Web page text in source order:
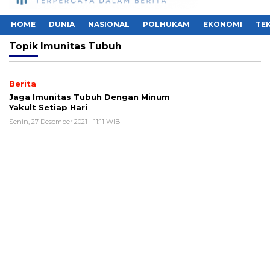
HOME DUNIA NASIONAL POLHUKAM EKONOMI
Topik Imunitas Tubuh
Berita
Jaga Imunitas Tubuh Dengan Minum
Yakult Setiap Hari
Senin, 27 Desember 2021 - 11:11 WIB